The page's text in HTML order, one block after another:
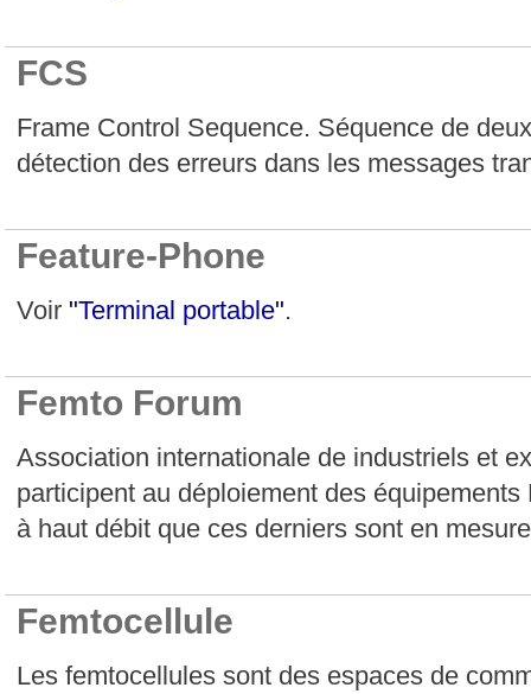
FCS
Frame Control Sequence. Séquence de
détection des erreurs dans les messages
Feature-Phone
Voir "Terminal portable".
Femto Forum
Association internationale de industriels et
participent au déploiement des
à haut débit que ces derniers sont en
Femtocellule
Les femtocellules sont des espaces de